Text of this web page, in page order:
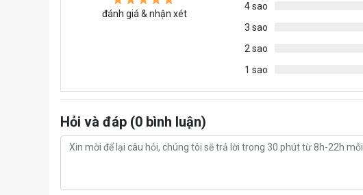
đánh giá & nhận xét
4 sao
3 sao
2 sao
1 sao
Hỏi và đáp (0 bình luận)